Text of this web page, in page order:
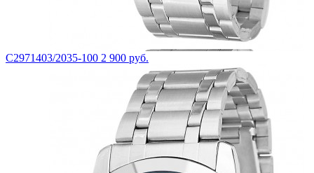
С2971403/2035-100 2 900 руб.